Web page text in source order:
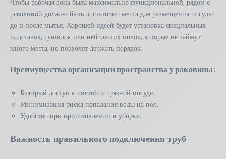
Чтобы рабочая зона была максимально функциональной, рядом с
раковиной должно быть достаточно места для размещения посуды
до и после мытья. Хорошей идеей будет установка специальных
подставок, сушилок или небольших полок, которые не займут
много места, но позволят держать порядок.
Преимущества организации пространства у раковины:
Быстрый доступ к чистой и грязной посуде.
Минимизация риска попадания воды на пол.
Удобство при приготовлении и уборке.
Важность правильного подключения труб